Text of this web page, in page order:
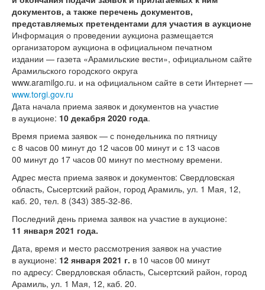
документов, а также перечень документов,
представляемых претендентами для участия в аукционе
Информация о проведении аукциона размещается
организатором аукциона в официальном печатном
издании — газета «Арамильские вести», официальном сайте
Арамильского городского округа
www.aramilgo.ru. и на официальном сайте в сети Интернет —
www.torgi.gov.ru
Дата начала приема заявок и документов на участие
в аукционе: 10 декабря 2020 года.
Время приема заявок — с понедельника по пятницу
с 8 часов 00 минут до 12 часов 00 минут и с 13 часов
00 минут до 17 часов 00 минут по местному времени.
Адрес места приема заявок и документов: Свердловская
область, Сысертский район, город Арамиль, ул. 1 Мая, 12,
каб. 20, тел. 8 (343) 385-32-86.
Последний день приема заявок на участие в аукционе:
11 января 2021 года.
Дата, время и место рассмотрения заявок на участие
в аукционе: 12 января 2021 г. в 10 часов 00 минут
по адресу: Свердловская область, Сысертский район, город
Арамиль, ул. 1 Мая, 12, каб. 20.